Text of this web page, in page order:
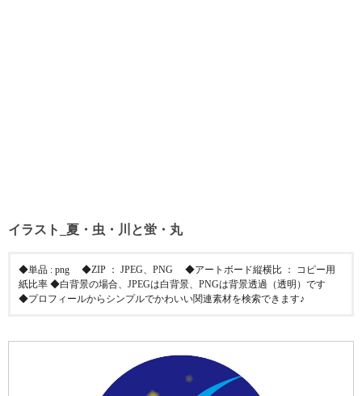
イラスト_夏・虫・川と蛍・丸
◆単品 : png ◆ZIP ： JPEG、PNG ◆アートボード縦横比 ： コピー用
紙比率 ◆白背景の場合、JPEGは白背景、PNGは背景透過（透明）です
◆プロフィールからシンプルでかわいい関連素材を検索できます♪